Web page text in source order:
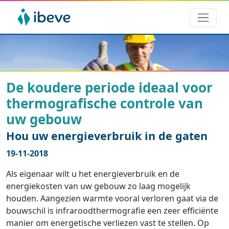
De koudere periode ideaal voor
thermografische controle van
uw gebouw
Hou uw energieverbruik in de gaten
19-11-2018
Als eigenaar wilt u het energieverbruik en de
energiekosten van uw gebouw zo laag mogelijk
houden. Aangezien warmte vooral verloren gaat via de
bouwschil is infraroodthermografie een zeer efficiënte
manier om energetische verliezen vast te stellen. Op